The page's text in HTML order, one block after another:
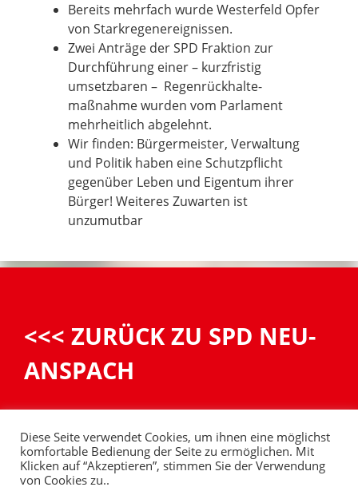
Bereits mehrfach wurde Westerfeld Opfer
von Starkregenereignissen.
Zwei Anträge der SPD Fraktion zur
Durchführung einer – kurzfristig
umsetzbaren – Regenrückhalte-
maßnahme wurden vom Parlament
mehrheitlich abgelehnt.
Wir finden: Bürgermeister, Verwaltung
und Politik haben eine Schutzpflicht
gegenüber Leben und Eigentum ihrer
Bürger! Weiteres Zuwarten ist
unzumutbar
<<< ZURÜCK ZU SPD NEU-
ANSPACH
Diese Seite verwendet Cookies, um ihnen eine möglichst
komfortable Bedienung der Seite zu ermöglichen. Mit
Klicken auf “Akzeptieren”, stimmen Sie der Verwendung
von Cookies zu..